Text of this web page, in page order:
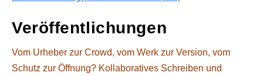
Veröffentlichungen
Vom Urheber zur Crowd, vom Werk zur Version, vom
Schutz zur Öffnung? Kollaboratives Schreiben und